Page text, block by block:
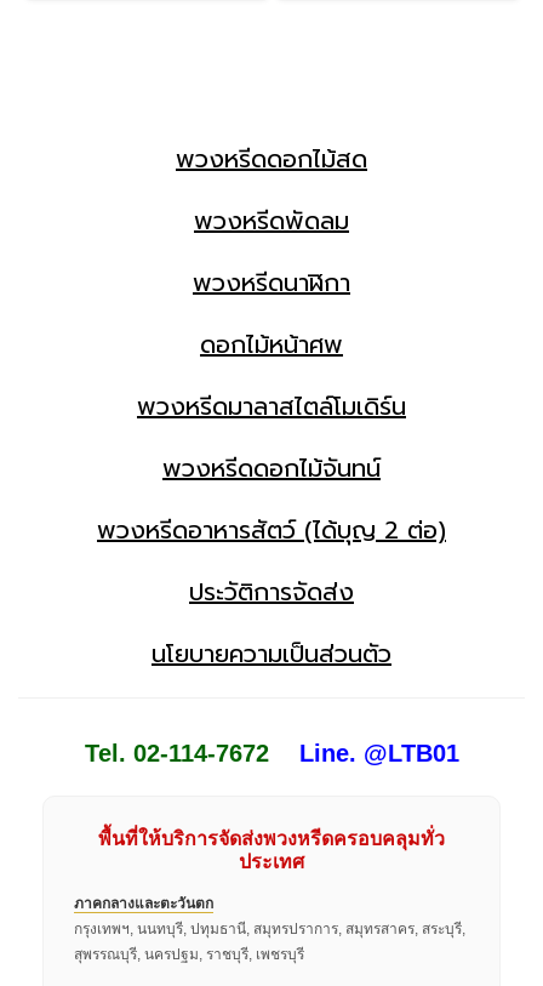
พวงหรีดดอกไม้สด
พวงหรีดพัดลม
พวงหรีดนาฬิกา
ดอกไม้หน้าศพ
พวงหรีดมาลาสไตล์โมเดิร์น
พวงหรีดดอกไม้จันทน์
พวงหรีดอาหารสัตว์ (ได้บุญ 2 ต่อ)
ประวัติการจัดส่ง
นโยบายความเป็นส่วนตัว
Tel. 02-114-7672 Line. @LTB01
พื้นที่ให้บริการจัดส่งพวงหรีดครอบคลุมทั่ว
ประเทศ
ภาคกลางและตะวันตก
กรุงเทพฯ, นนทบุรี, ปทุมธานี, สมุทรปราการ, สมุทรสาคร, สระบุรี,
สุพรรณบุรี, นครปฐม, ราชบุรี, เพชรบุรี